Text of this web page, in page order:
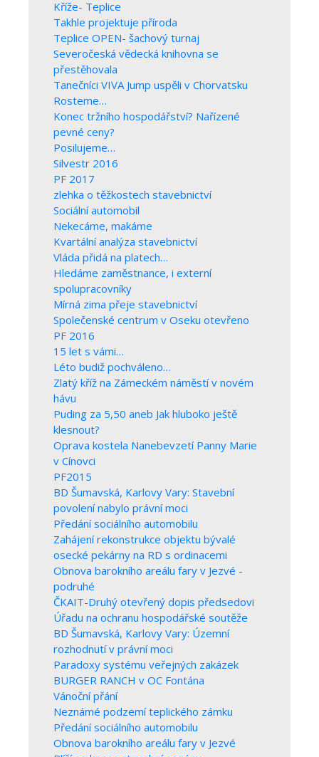
Kříže- Teplice
Takhle projektuje příroda
Teplice OPEN- šachový turnaj
Severočeská vědecká knihovna se
přestěhovala
Tanečníci VIVA Jump uspěli v Chorvatsku
Rosteme…
Konec tržního hospodářství? Nařízené
pevné ceny?
Posilujeme…
Silvestr 2016
PF 2017
zlehka o těžkostech stavebnictví
Sociální automobil
Nekecáme, makáme
Kvartální analýza stavebnictví
Vláda přidá na platech…
Hledáme zaměstnance, i externí
spolupracovníky
Mírná zima přeje stavebnictví
Společenské centrum v Oseku otevřeno
PF 2016
15 let s vámi…
Léto budiž pochváleno…
Zlatý kříž na Zámeckém náměstí v novém
hávu
Puding za 5,50 aneb Jak hluboko ještě
klesnout?
Oprava kostela Nanebevzetí Panny Marie
v Cínovci
PF2015
BD Šumavská, Karlovy Vary: Stavební
povolení nabylo právní moci
Předání sociálního automobilu
Zahájení rekonstrukce objektu bývalé
osecké pekárny na RD s ordinacemi
Obnova barokního areálu fary v Jezvé -
podruhé
ČKAIT-Druhý otevřený dopis předsedovi
Úřadu na ochranu hospodářské soutěže
BD Šumavská, Karlovy Vary: Územní
rozhodnutí v právní moci
Paradoxy systému veřejných zakázek
BURGER RANCH v OC Fontána
Vánoční přání
Neznámé podzemí teplického zámku
Předání sociálního automobilu
Obnova barokního areálu fary v Jezvé